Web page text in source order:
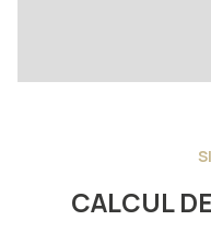
CALCUL